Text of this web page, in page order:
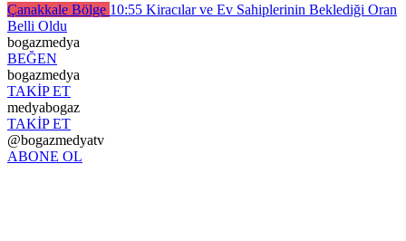
Çanakkale Bölge 10:55 Kiracılar ve Ev Sahiplerinin Beklediği Oran
Belli Oldu
bogazmedya
BEĞEN
bogazmedya
TAKİP ET
medyabogaz
TAKİP ET
@bogazmedyatv
ABONE OL